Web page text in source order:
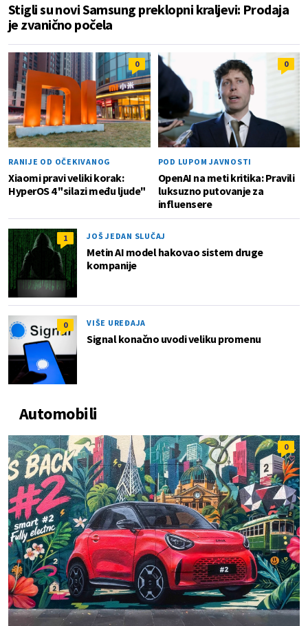
Stigli su novi Samsung preklopni kraljevi: Prodaja
je zvanično počela
0
RANIJE OD OČEKIVANOG
Xiaomi pravi veliki korak:
HyperOS 4 "silazi među ljude"
0
POD LUPOM JAVNOSTI
OpenAI na meti kritika: Pravili
luksuzno putovanje za
influensere
1 JOŠ JEDAN SLUČAJ
Metin AI model hakovao sistem druge
kompanije
0 VIŠE UREĐAJA
Signal konačno uvodi veliku promenu
Automobili
0